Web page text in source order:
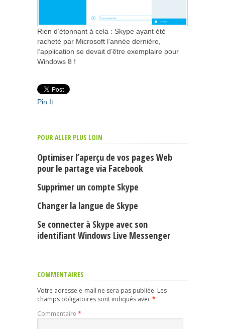
Rien d’étonnant à cela : Skype ayant été
racheté par Microsoft l’année dernière,
l’application se devait d’être exemplaire pour
Windows 8 !
Pin It
POUR ALLER PLUS LOIN
Optimiser l’aperçu de vos pages Web
pour le partage via Facebook
Supprimer un compte Skype
Changer la langue de Skype
Se connecter à Skype avec son
identifiant Windows Live Messenger
COMMENTAIRES
Votre adresse e-mail ne sera pas publiée. Les
champs obligatoires sont indiqués avec*
Commentaire *